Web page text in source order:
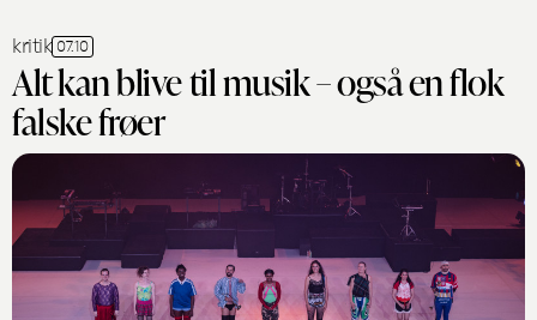
kritik 07.10
Alt kan blive til musik – også en flok
falske frøer